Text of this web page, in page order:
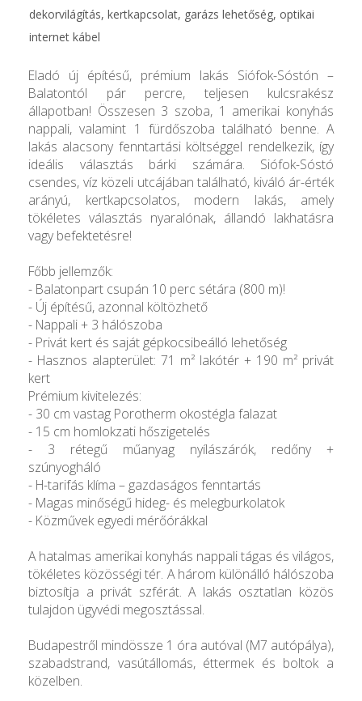
dekorvilágítás, kertkapcsolat, garázs lehetőség, optikai
internet kábel
Eladó új építésű, prémium lakás Siófok-Sóstón –
Balatontól pár percre, teljesen kulcsrakész
állapotban! Összesen 3 szoba, 1 amerikai konyhás
nappali, valamint 1 fürdőszoba található benne. A
lakás alacsony fenntartási költséggel rendelkezik, így
ideális választás bárki számára. Siófok-Sóstó
csendes, víz közeli utcájában található, kiváló ár-érték
arányú, kertkapcsolatos, modern lakás, amely
tökéletes választás nyaralónak, állandó lakhatásra
vagy befektetésre!
Főbb jellemzők:
- Balatonpart csupán 10 perc sétára (800 m)!
- Új építésű, azonnal költözhető
- Nappali + 3 hálószoba
- Privát kert és saját gépkocsibeálló lehetőség
- Hasznos alapterület: 71 m² lakótér + 190 m² privát
kert
Prémium kivitelezés:
- 30 cm vastag Porotherm okostégla falazat
- 15 cm homlokzati hőszigetelés
- 3 rétegű műanyag nyílászárók, redőny +
szúnyogháló
- H-tarifás klíma – gazdaságos fenntartás
- Magas minőségű hideg- és melegburkolatok
- Közművek egyedi mérőórákkal
A hatalmas amerikai konyhás nappali tágas és világos,
tökéletes közösségi tér. A három különálló hálószoba
biztosítja a privát szférát. A lakás osztatlan közös
tulajdon ügyvédi megosztással.
Budapestről mindössze 1 óra autóval (M7 autópálya),
szabadstrand, vasútállomás, éttermek és boltok a
közelben.